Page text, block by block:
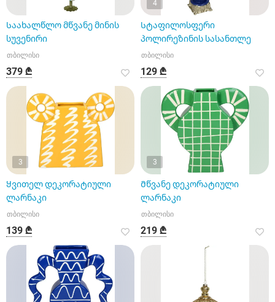
Საახალწლო მწვანე მინის
სუვენირი
თბილისი
379 ₾
4
Სტაფილოსფერი
პოლირეზინის სასანთლე
თბილისი
129 ₾
3
Ყვითელ დეკორატიული
ლარნაკი
თბილისი
139 ₾
3
Მწვანე დეკორატიული
ლარნაკი
თბილისი
219 ₾